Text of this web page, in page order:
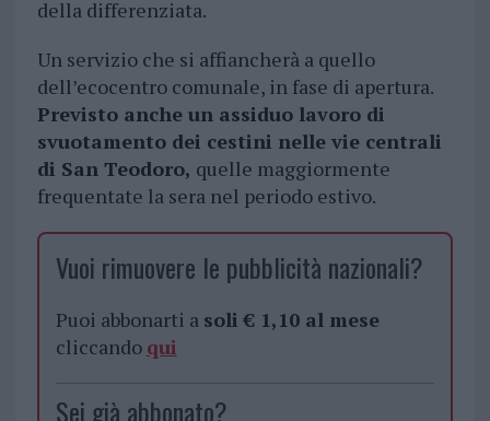
della differenziata.
Un servizio che si affiancherà a quello
dell’ecocentro comunale, in fase di apertura.
Previsto anche un assiduo lavoro di
svuotamento dei cestini nelle vie centrali
di San Teodoro, quelle maggiormente
frequentate la sera nel periodo estivo.
Vuoi rimuovere le pubblicità nazionali?
Puoi abbonarti a soli € 1,10 al mese
cliccando qui
Sei già abbonato?